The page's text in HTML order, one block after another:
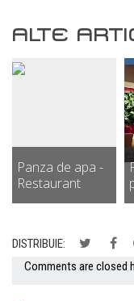
ALTE
Panza de apa -
Restaurant
DISTRIBUIE:
Comments are closed